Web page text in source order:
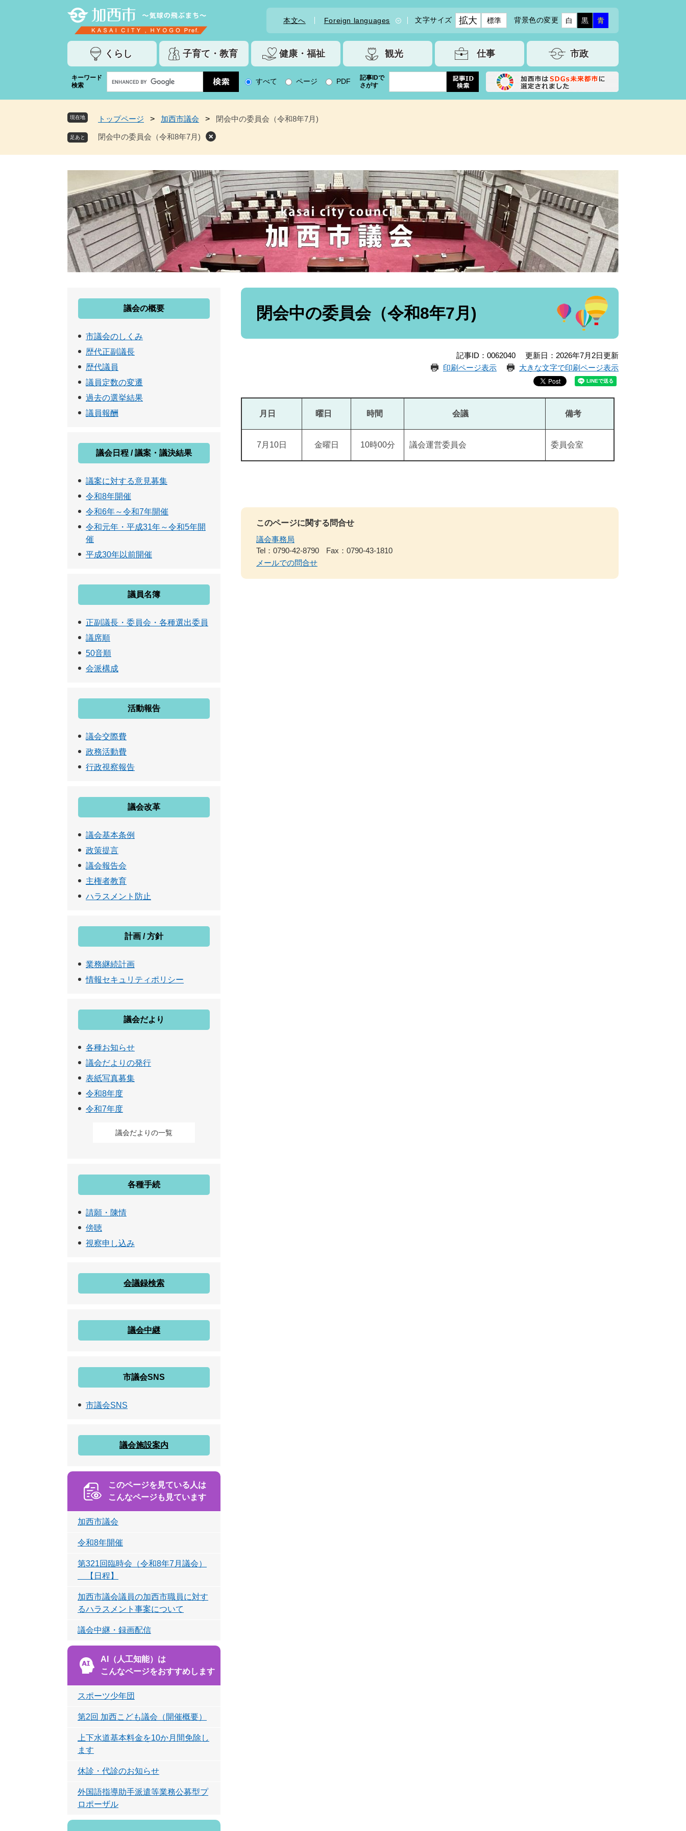
本文へ Foreign languages 文字サイズ 拡大 標準 背景色の変更 白 黒 青
くらし 子育て・教育 健康・福祉 観光 仕事 市政
キーワード
検索
o
l
カ
検
索
すべて ページ PDF
記事IDで
さがす
現在地 トップページ > 加西市議会 > 閉会中の委員会（令和8年7月)
閉会中の委員会（令和8年7月)
本
閉会中の委員会（令和8年7月)
記事ID：0062040
更新日：2026年7月2日更新
印刷ページ表示
大きな文字で印刷ページ表示
月日 曜日 時間 会議 備考
7月10日 金曜日 10時00分 議会運営委員会 委員会室
このページに関する問合せ
議会事務局
Tel：0790-42-8790
Fax：0790-43-1810
メールでの問合せ
議会の概要
市議会のしくみ
歴代正副議長
歴代議員
議員定数の変遷
過去の選挙結果
議員報酬
議会日程 / 議案・議決結果
議案に対する意見募集
令和8年開催
令和6年～令和7年開催
令和元年・平成31年～令和5年開
催
平成30年以前開催
議員名簿
正副議長・委員会・各種選出委員
議席順
50音順
会派構成
活動報告
議会交際費
政務活動費
行政視察報告
議会改革
議会基本条例
政策提言
議会報告会
主権者教育
ハラスメント防止
計画 / 方針
業務継続計画
情報セキュリティポリシー
議会だより
各種お知らせ
議会だよりの発行
表紙写真募集
令和8年度
令和7年度
議会だよりの一覧
各種手続
請願・陳情
傍聴
視察申し込み
会議録検索
議会中継
市議会SNS
市議会SNS
議会施設案内
このページを見ている人は
こんなページも見ています
加西市議会
令和8年開催
第321回臨時会（令和8年7月議会）
【日程】
加西市議会議員の加西市職員に対す
るハラスメント事案について
議会中継・録画配信
AI（人工知能）は
こんなページをおすすめします
スポーツ少年団
第2回 加西こども議会（開催概要）
上下水道基本料金を10か月間免除し
ます
休診・代診のお知らせ
外国語指導助手派遣等業務公募型プ
ロポーザル